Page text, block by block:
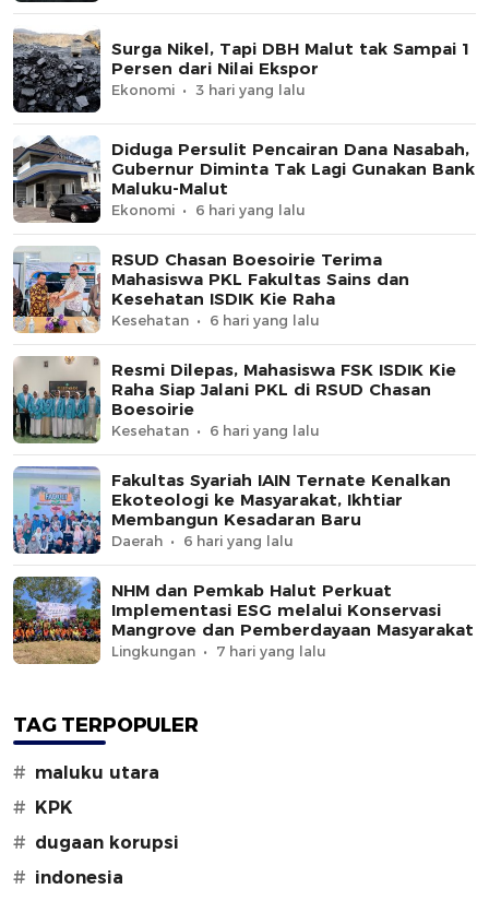
Surga Nikel, Tapi DBH Malut tak Sampai 1
Persen dari Nilai Ekspor
Ekonomi 3 hari yang lalu
Diduga Persulit Pencairan Dana Nasabah,
Gubernur Diminta Tak Lagi Gunakan Bank
Maluku-Malut
Ekonomi 6 hari yang lalu
RSUD Chasan Boesoirie Terima
Mahasiswa PKL Fakultas Sains dan
Kesehatan ISDIK Kie Raha
Kesehatan 6 hari yang lalu
Resmi Dilepas, Mahasiswa FSK ISDIK Kie
Raha Siap Jalani PKL di RSUD Chasan
Boesoirie
Kesehatan 6 hari yang lalu
Fakultas Syariah IAIN Ternate Kenalkan
Ekoteologi ke Masyarakat, Ikhtiar
Membangun Kesadaran Baru
Daerah 6 hari yang lalu
NHM dan Pemkab Halut Perkuat
Implementasi ESG melalui Konservasi
Mangrove dan Pemberdayaan Masyarakat
Lingkungan 7 hari yang lalu
TAG TERPOPULER
# maluku utara
#
KPK
# dugaan korupsi
# indonesia